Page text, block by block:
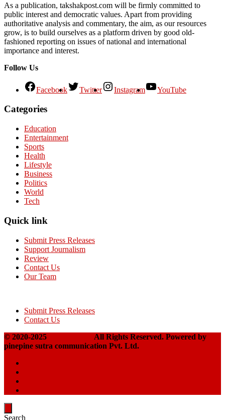
As a publication, takshakpost.com will be firmly committed to
public interest and democratic values. Apart from providing
authoritative analysis and commentary, the aim, as our resources
grow, is to build ourselves as a platform driven by good old-
fashioned reporting on issues of national and international
importance and interest.
Follow Us
Facebook Twitter Instagram YouTube
Categories
Education
Entertainment
Sports
Health
Lifestyle
Business
Politics
World
Tech
Quick link
Submit Press Releases
Support Journalism
Review
Contact Us
Our Team
Submit Press Releases
Contact Us
© 2020-2025
All Rights Reserved. Powered by
pinepine sutra communication Pvt. Ltd.
Search